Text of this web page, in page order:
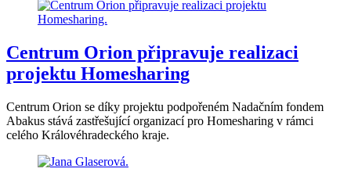
Centrum Orion připravuje realizaci
projektu Homesharing
Centrum Orion se díky projektu podpořeném Nadačním fondem
Abakus stává zastřešující organizací pro Homesharing v rámci
celého Královéhradeckého kraje.